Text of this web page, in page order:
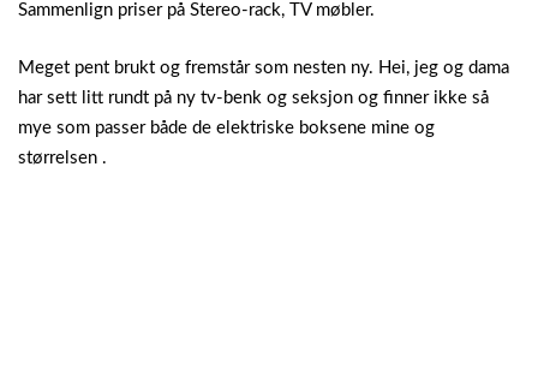
Sammenlign priser på Stereo-rack, TV møbler.
Meget pent brukt og fremstår som nesten ny. Hei, jeg og dama
har sett litt rundt på ny tv-benk og seksjon og finner ikke så
mye som passer både de elektriske boksene mine og
størrelsen .